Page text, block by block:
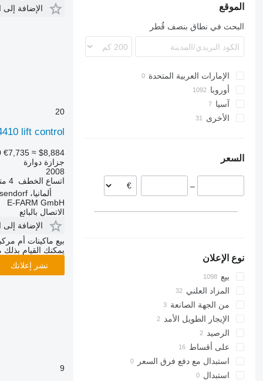
الموقع
البحث في نطاق بنصف قُطر
الإمارات العربية المتحدة
أوروبا
بولندا
النرويج
الدنمارك
آسيا
أوزبكستان
الأخرى
السعر
–
نوع الإعلان
بيع
المزاد العلني
من الجهة الصانعة
الإيجار الطويل الأمد
الرصيد
على أقساط
استبدال مع دفع فرق السعر
استبدال
الإضافة
20
lift control
€7,735 ≈ $8,884
جزازة دوارة
2008
اتساع الخطف 4 متر
ألمانيا، De-27330 Asendorf
E-FARM GmbH
الاتصال بالبائع
الإضافة
بيع ماكينات أم
يمكنك القيام بذلك
نشر إعلانك
9